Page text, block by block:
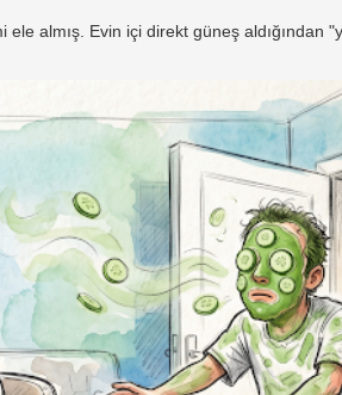
almış. Evin içi direkt güneş aldığından